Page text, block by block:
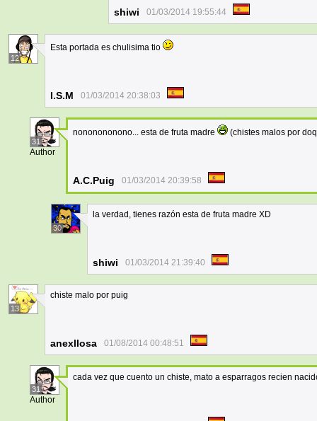
shiwi 01/03/2014 19:55:44
12
Esta portada es chulisima tio
I.S.M 01/03/2014 20:38:03
31
Author
nononononono... esta de fruta madre (chistes malos por
A.C.Puig 01/03/2014 20:39:58
30
la verdad, tienes razón esta de fruta madre XD
shiwi 01/03/2014 21:39:40
13
chiste malo por puig
anexllosa 01/08/2014 00:48:51
31
Author
cada vez que cuento un chiste, mato a esparragos recien